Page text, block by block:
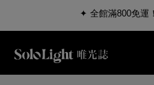
✦ 全館滿800免運